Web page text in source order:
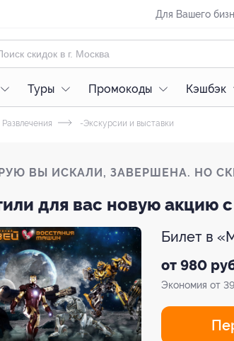
Для Вашего
Туры Промокоды Кэшбэк
Развлечения -Экскурсии и выставки
ВЫ ИСКАЛИ, ЗАВЕРШЕНА. НО
для вас новую акцию
Билет в
от 980
Экономия от